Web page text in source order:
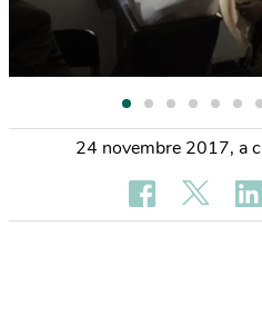
24 novembre 2017, a